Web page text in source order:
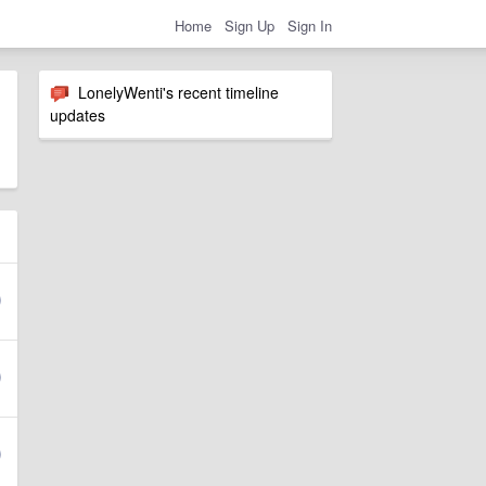
Home Sign Up Sign In
LonelyWenti's recent timeline
updates